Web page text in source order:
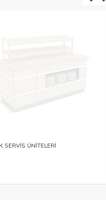
SERVİS ÜNİTELERİ